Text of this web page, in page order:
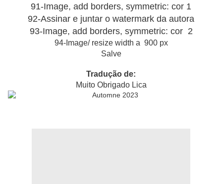
91-Image, add borders, symmetric: cor 1
92-Assinar e juntar o watermark da autora
93-Image, add borders, symmetric: cor 2
94-Image/ resize width a 900 px
Salve
Tradução de:
Muito Obrigado Lica